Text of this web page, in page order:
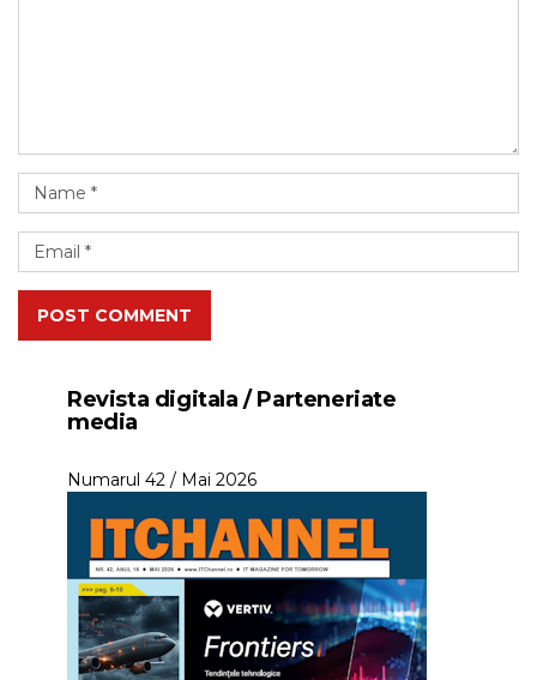
POST COMMENT
Revista digitala / Parteneriate
media
Numarul 42 / Mai 2026